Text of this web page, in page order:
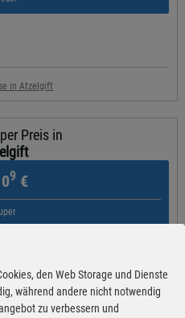
in Atzelgift
Preis in
9 €
in Atzelgift
den Web Storage und Dienste
während andere nicht notwendig
zu verbessern und